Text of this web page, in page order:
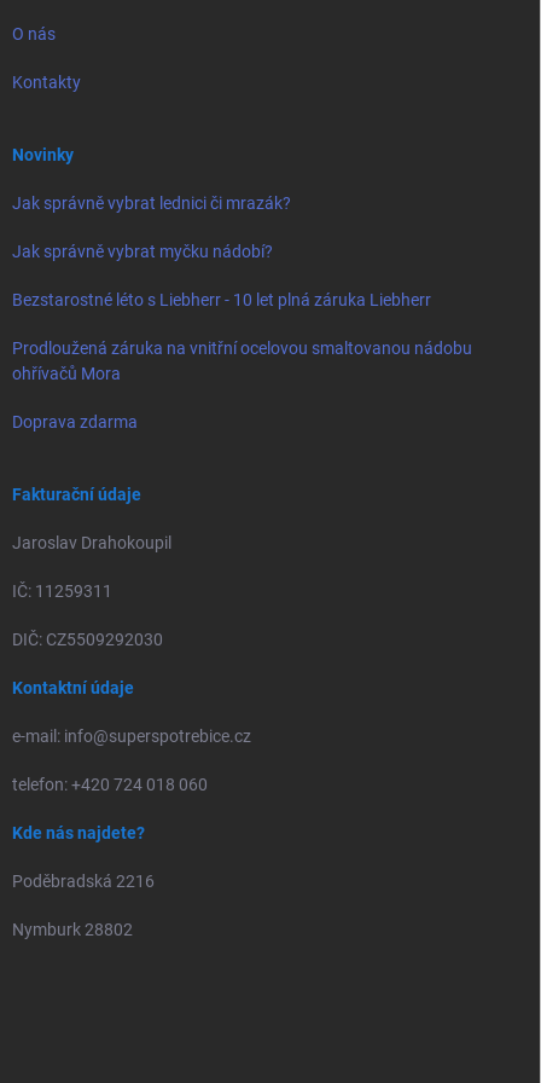
O nás
Kontakty
Novinky
Jak správně vybrat lednici či mrazák?
Jak správně vybrat myčku nádobí?
Bezstarostné léto s Liebherr - 10 let plná záruka Liebherr
Prodloužená záruka na vnitřní ocelovou smaltovanou nádobu
ohřívačů Mora
Doprava zdarma
Fakturační údaje
Jaroslav Drahokoupil
IČ: 11259311
DIČ: CZ5509292030
Kontaktní údaje
e-mail: info@superspotrebice.cz
telefon: +420 724 018 060
Kde nás najdete?
Poděbradská 2216
Nymburk 28802